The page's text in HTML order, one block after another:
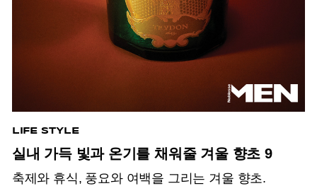
LIFE STYLE
실내 가득 빛과 온기를 채워줄 겨울 향초 9
축제와 휴식, 풍요와 여백을 그리는 겨울 향초.